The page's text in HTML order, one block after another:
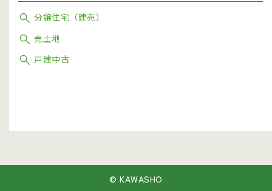
分譲住宅（建売）
売土地
戸建中古
© KAWASHO